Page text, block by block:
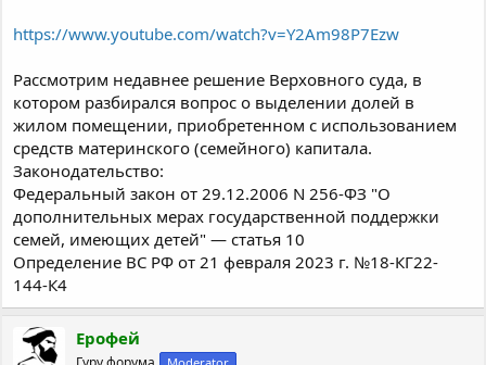
https://www.youtube.com/watch?v=Y2Am98P7Ezw
Рассмотрим недавнее решение Верховного суда, в
котором разбирался вопрос о выделении долей в
жилом помещении, приобретенном с использованием
средств материнского (семейного) капитала.
Законодательство:
Федеральный закон от 29.12.2006 N 256-ФЗ "О
дополнительных мерах государственной поддержки
семей, имеющих детей" — статья 10
Определение ВС РФ от 21 февраля 2023 г. №18-КГ22-
144-К4
Ерофей